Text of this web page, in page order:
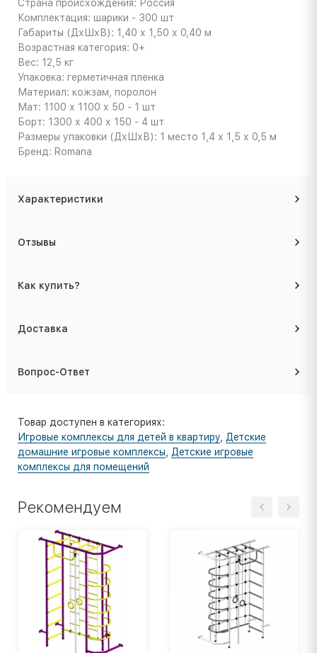
Страна происхождения: Россия
Комплектация: шарики - 300 шт
Габариты (ДхШхВ): 1,40 х 1,50 х 0,40 м
Возрастная категория: 0+
Вес: 12,5 кг
Упаковка: герметичная пленка
Материал: кожзам, поролон
Мат: 1100 х 1100 х 50 - 1 шт
Борт: 1300 х 400 х 150 - 4 шт
Размеры упаковки (ДхШхВ): 1 место 1,4 х 1,5 х 0,5 м
Бренд: Romana
Характеристики
Отзывы
Как купить?
Доставка
Вопрос-Ответ
Товар доступен в категориях:
Игровые комплексы для детей в квартиру Детские
домашние игровые комплексы
Детские игровые
комплексы для помещений
Рекомендуем